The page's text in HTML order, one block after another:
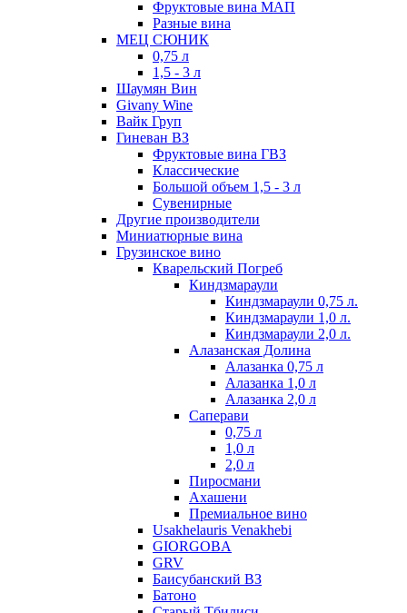
Фруктовые вина МАП
Разные вина
МЕЦ СЮНИК
0,75 л
1,5 - 3 л
Шаумян Вин
Givany Wine
Вайк Груп
Гиневан ВЗ
Фруктовые вина ГВЗ
Классические
Большой объем 1,5 - 3 л
Сувенирные
Другие производители
Миниатюрные вина
Грузинское вино
Кварельский Погреб
Киндзмараули
Киндзмараули 0,75 л.
Киндзмараули 1,0 л.
Киндзмараули 2,0 л.
Алазанская Долина
Алазанка 0,75 л
Алазанка 1,0 л
Алазанка 2,0 л
Саперави
0,75 л
1,0 л
2,0 л
Пиросмани
Ахашени
Премиальное вино
Usakhelauris Venakhebi
GIORGOBA
GRV
Баисубанский ВЗ
Батоно